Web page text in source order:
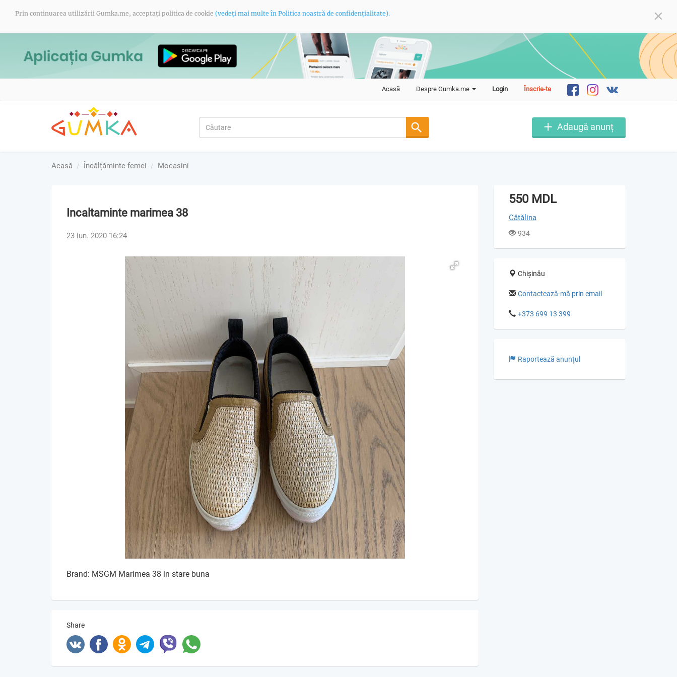
Prin continuarea utilizării Gumka.me, acceptați politica de cookie (vedeți mai multe în Politica noastră de confidențialitate).
Acasă Despre Gumka.me Login Înscrie-te
Adaugă anunț
Acasă Încălțăminte femei Mocasini
Incaltaminte marimea 38
23 iun. 2020 16:24
Brand: MSGM Marimea 38 in stare buna
Share
550 MDL
Cătălina
934
Chișinău
Contactează-mă prin email
+373 699 13 399
Raportează anunțul